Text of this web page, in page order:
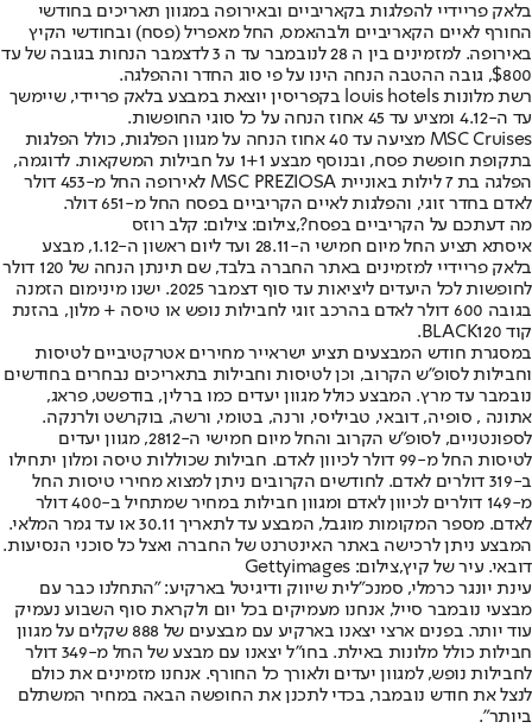
בלאק פריידיי להפלגות בקאריביים ובאירופה במגוון תאריכים בחודשי
החורף לאיים הקאריביים ולבהאמס, החל מאפריל (פסח) ובחודשי הקיץ
באירופה. למזמינים בין ה 28 לנובמבר עד ה 3 לדצמבר הנחות בגובה של עד
$800, גובה ההטבה הנחה הינו על פי סוג החדר וההפלגה.
רשת מלונות louis hotels בקפריסין יוצאת במבצע בלאק פריידי, שיימשך
עד ה-4.12 ומציע עד 45 אחוז הנחה על כל סוגי החופשות.
MSC Cruises מציעה עד 40 אחוז הנחה על מגוון הפלגות, כולל הפלגות
בתקופת חופשת פסח, ובנוסף מבצע 1+1 על חבילות המשקאות. לדוגמה,
הפלגה בת 7 לילות באוניית MSC PREZIOSA לאירופה החל מ-453 דולר
לאדם בחדר זוגי, והפלגות לאיים הקריביים בפסח החל מ-651 דולר.
מה דעתכם על הקריביים בפסח?,צילום: צילום: קלב רוזס
איסתא תציע החל מיום חמישי ה-28.11 ועד ליום ראשון ה-1.12, מבצע
בלאק פריידיי למזמינים באתר החברה בלבד, שם תינתן הנחה של 120 דולר
לחופשות לכל היעדים ליציאות עד סוף דצמבר 2025. ישנו מינימום הזמנה
בגובה 600 דולר לאדם בהרכב זוגי לחבילות נופש או טיסה + מלון, בהזנת
קוד BLACK120.
במסגרת חודש המבצעים תציע ישראייר מחירים אטרקטיביים לטיסות
וחבילות לסופ"ש הקרוב, וכן לטיסות וחבילות בתאריכים נבחרים בחודשים
נובמבר עד מרץ. המבצע כולל מגוון יעדים כמו ברלין, בודפשט, פראג,
אתונה , סופיה, דובאי, טביליסי, ורנה, בטומי, ורשה, בוקרשט ולרנקה.
לספונטניים, לסופ"ש הקרוב והחל מיום חמישי ה-2812, מגוון יעדים
לטיסות החל מ-99 דולר לכיוון לאדם. חבילות שכוללות טיסה ומלון יתחילו
ב-319 דולרים לאדם. לחודשים הקרובים ניתן למצוא מחירי טיסות החל
מ-149 דולרים לכיוון לאדם ומגוון חבילות במחיר שמתחיל ב-400 דולר
לאדם. מספר המקומות מוגבל, המבצע עד לתאריך 30.11 או עד גמר המלאי.
המבצע ניתן לרכישה באתר האינטרנט של החברה ואצל כל סוכני הנסיעות.
דובאי. עיר של קיץ,צילום: Gettyimages
עינת יונגר כרמלי, סמנכ"לית שיווק ודיגיטל בארקיע: "התחלנו כבר עם
מבצעי נובמבר סייל, אנחנו מעמיקים בכל יום ולקראת סוף השבוע נעמיק
עוד יותר. בפנים ארצי יצאנו בארקיע עם מבצעים של 888 שקלים על מגוון
חבילות כולל מלונות באילת. בחו"ל יצאנו עם מבצע של החל מ-349 דולר
לחבילות נופש, למגוון יעדים ולאורך כל החורף. אנחנו מזמינים את כולם
לנצל את חודש נובמבר, בכדי לתכנן את החופשה הבאה במחיר המשתלם
ביותר".